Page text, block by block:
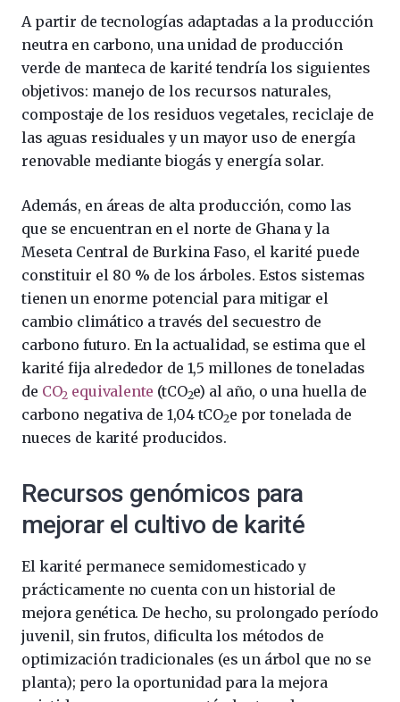
A partir de tecnologías adaptadas a la producción
neutra en carbono, una unidad de producción
verde de manteca de karité tendría los siguientes
objetivos: manejo de los recursos naturales,
compostaje de los residuos vegetales, reciclaje de
las aguas residuales y un mayor uso de energía
renovable mediante biogás y energía solar.
Además, en áreas de alta producción, como las
que se encuentran en el norte de Ghana y la
Meseta Central de Burkina Faso, el karité puede
constituir el 80 % de los árboles. Estos sistemas
tienen un enorme potencial para mitigar el
cambio climático a través del secuestro de
carbono futuro. En la actualidad, se estima que el
karité fija alrededor de 1,5 millones de toneladas
de CO2 equivalente (tCO2e) al año, o una huella de
carbono negativa de 1,04 tCO2e por tonelada de
nueces de karité producidos.
Recursos genómicos para
mejorar el cultivo de karité
El karité permanece semidomesticado y
prácticamente no cuenta con un historial de
mejora genética. De hecho, su prolongado período
juvenil, sin frutos, dificulta los métodos de
optimización tradicionales (es un árbol que no se
planta); pero la oportunidad para la mejora